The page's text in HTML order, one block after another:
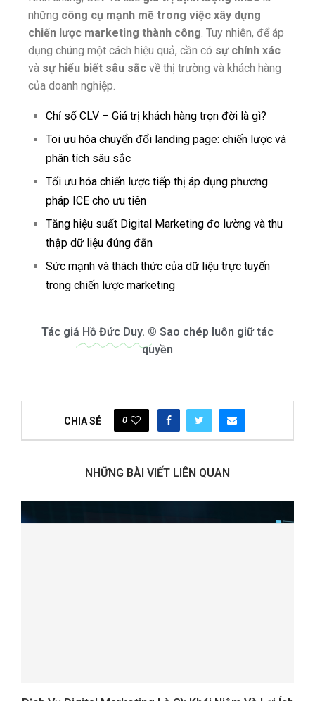
những công cụ mạnh mẽ trong việc xây dựng
chiến lược marketing thành công. Tuy nhiên, để áp
dụng chúng một cách hiệu quả, cần có sự chính xác
và sự hiểu biết sâu sắc về thị trường và khách hàng
của doanh nghiệp.
Chỉ số CLV – Giá trị khách hàng trọn đời là gì?
Toi ưu hóa chuyển đổi landing page: chiến lược và
phân tích sâu sắc
Tối ưu hóa chiến lược tiếp thị áp dụng phương
pháp ICE cho ưu tiên
Tăng hiệu suất Digital Marketing đo lường và thu
thập dữ liệu đúng đắn
Sức mạnh và thách thức của dữ liệu trực tuyến
trong chiến lược marketing
Tác giả Hồ Đức Duy. © Sao chép luôn giữ tác
quyền
CHIA SẺ 0
NHỮNG BÀI VIẾT LIÊN QUAN